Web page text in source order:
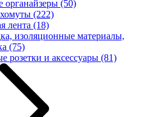
органайзеры (50)
(222)
лента (18)
изоляционные материалы,
(75)
розетки и аксессуары (81)